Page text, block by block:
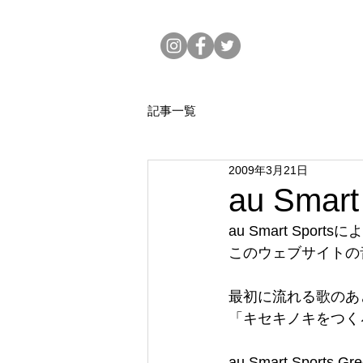
記事一覧
au
2009年3月21日
au Smart Sportsに
このウェブサイト
最初に流れる歌の
「キセキノキをつ